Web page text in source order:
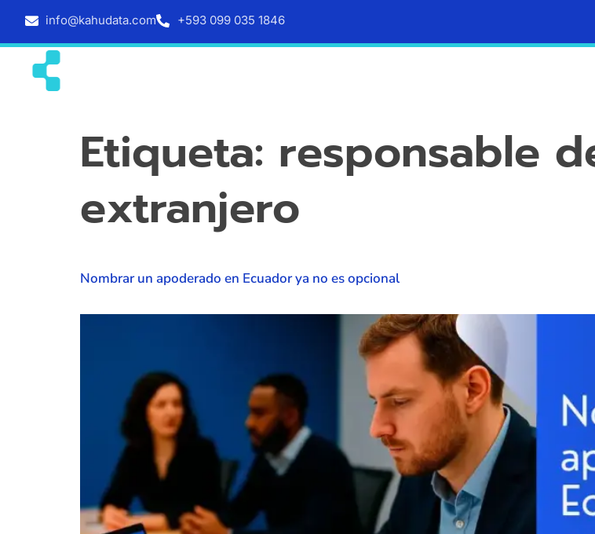
info@kahudata.com +593 099 035 1846
Etiqueta: responsable
extranjero
Nombrar un apoderado en Ecuador ya no es opcional